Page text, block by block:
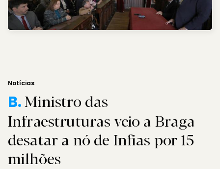
Notícias
B.Ministro das
Infraestruturas veio a Braga
desatar a nó de Infias por 15
milhões